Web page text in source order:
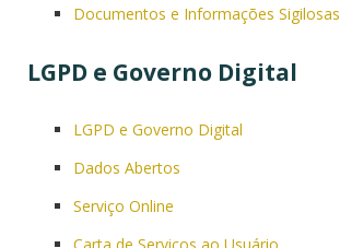
Documentos e Informações Sigilosas
LGPD e Governo Digital
LGPD e Governo Digital
Dados Abertos
Serviço Online